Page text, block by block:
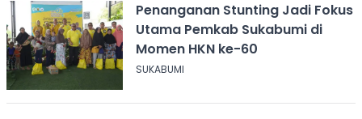
Penanganan Stunting Jadi Fokus
Utama Pemkab Sukabumi di
Momen HKN ke-60
SUKABUMI